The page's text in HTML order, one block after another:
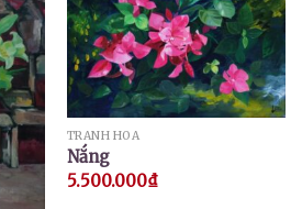
TRANH HOA
Nắng
5.500.000₫